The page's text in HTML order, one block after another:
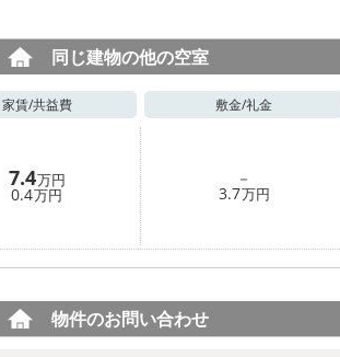
同じ建物の他の空室
家賃/共益費 敷金/礼金
7.4万円
0.4万円
－
3.7万円
物件のお問い合わせ